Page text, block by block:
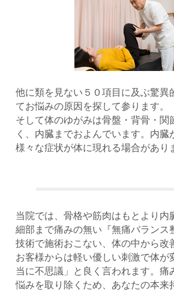
他に類を見ない５０項目に及ぶ驚異
てお悩みの原因を探して参ります。
そして体のゆがみは骨盤・背骨・関
く、内臓までおよんでいます。内臓
様々な症状が体に現れる場合があり
当院では、骨格や筋肉はもとより内
細部まで痛みの無い『無痛バランス
技術で施術おこない、体の中から改
お客様からは軽い優しい刺激で体が
当に不思議」と良く言われます。痛
悩みを取り除くため、あなたの本来